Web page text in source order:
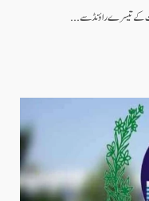
کے تیسرے راؤنڈ سے...